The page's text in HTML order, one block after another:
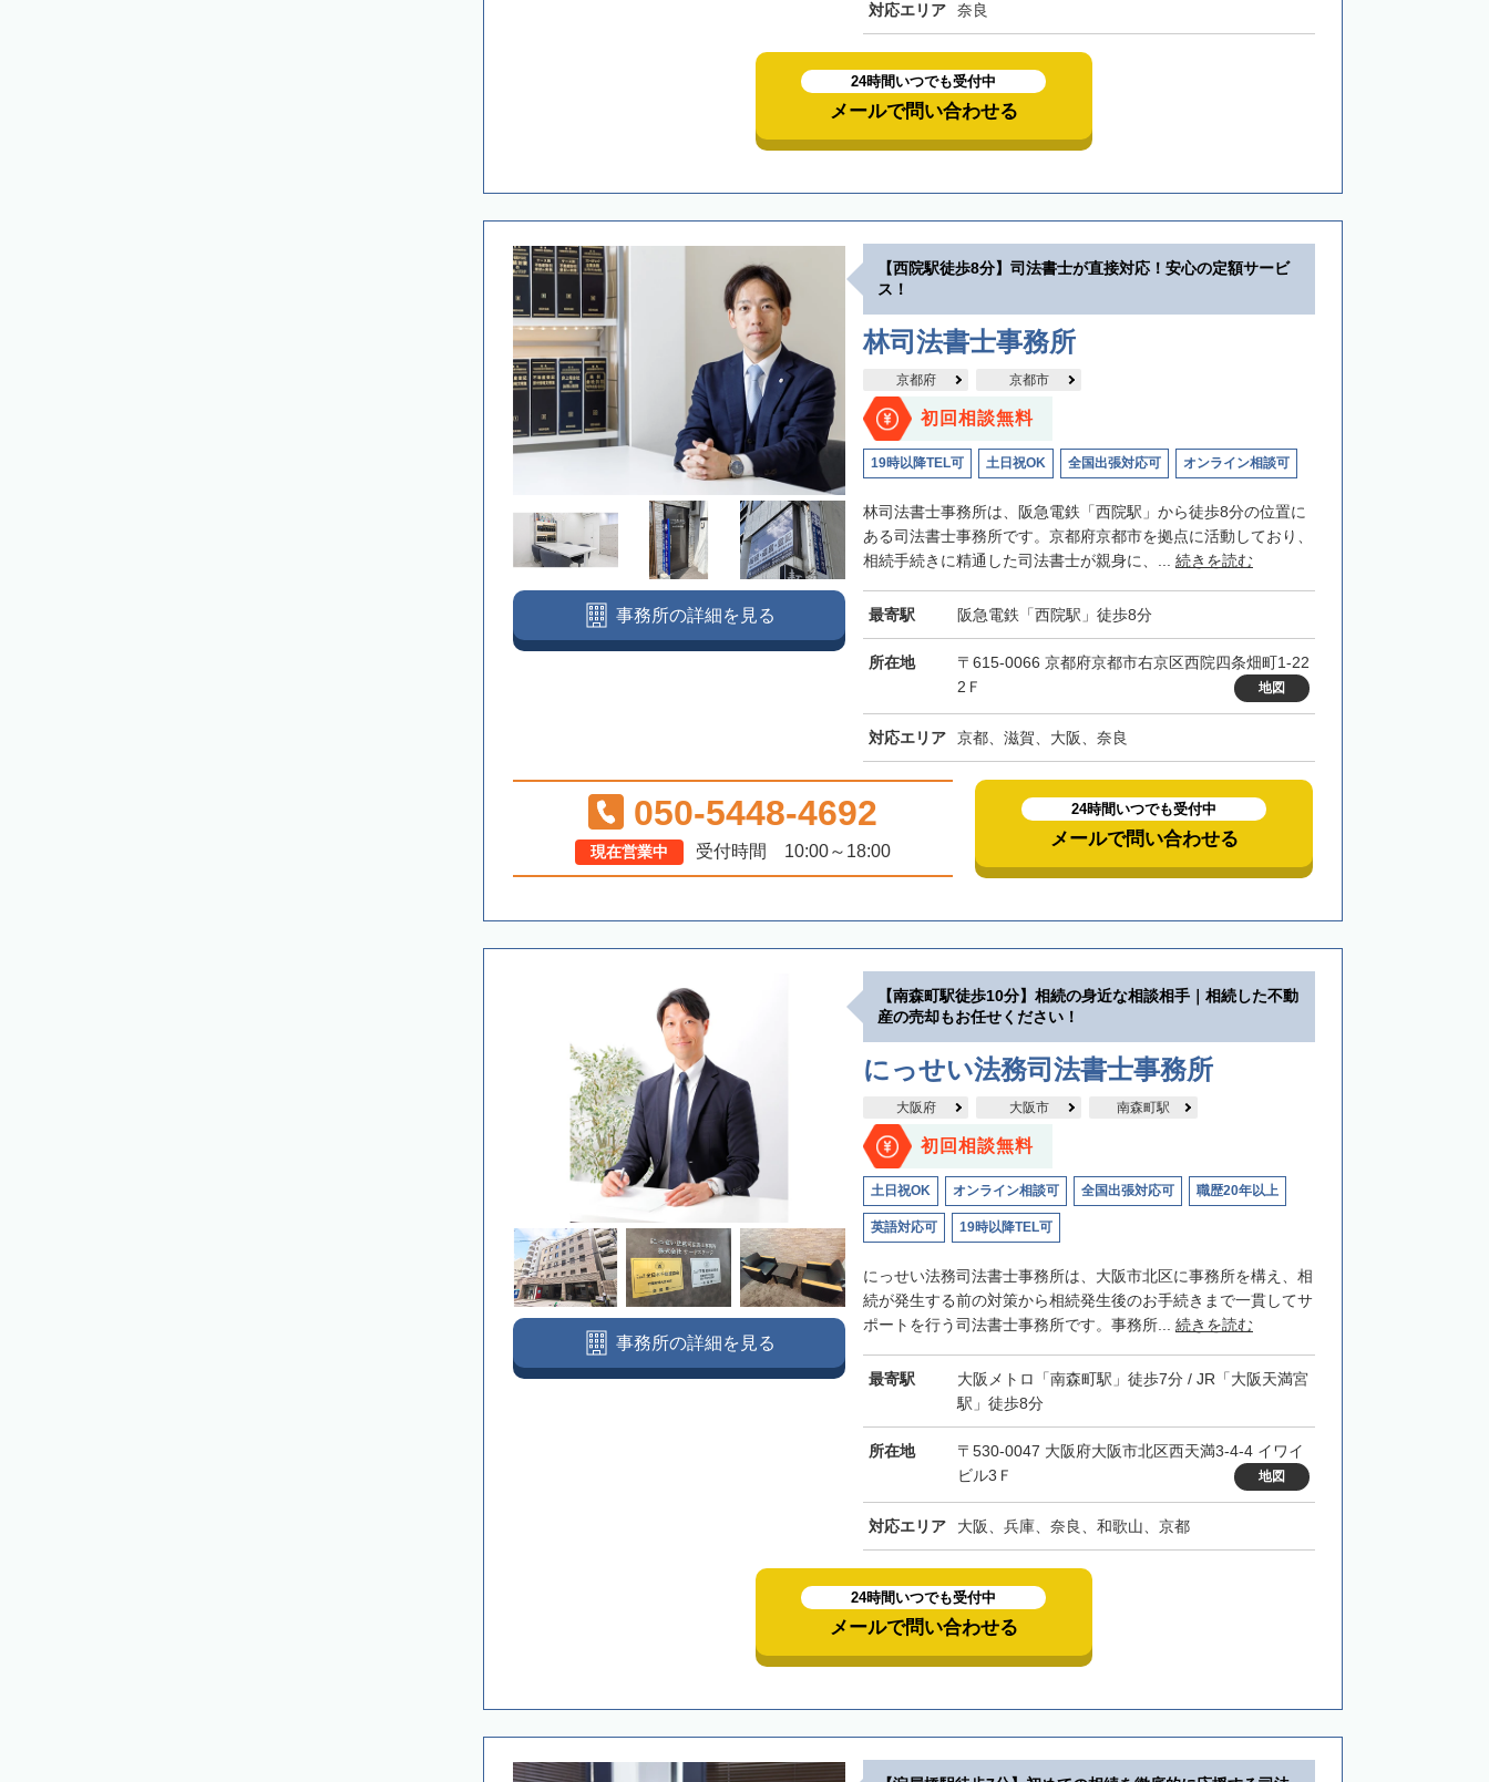
対応エリア 奈良
24時間いつでも受付中
メールで問い合わせる
【西院駅徒歩8分】司法書士が直接対応！安心の定額サービ
ス！
林司法書士事務所
京都府 京都市
初回相談無料
19時以降TEL可 土日祝OK 全国出張対応可 オンライン相談可
林司法書士事務所は、阪急電鉄「西院駅」から徒歩8分の位置に
ある司法書士事務所です。京都府京都市を拠点に活動しており、
相続手続きに精通した司法書士が親身に、... 続きを読む
最寄駅 阪急電鉄「西院駅」徒歩8分
所在地
〒615-0066 京都府京都市右京区西院四条畑町1-22
2Ｆ
地図
対応エリア 京都、滋賀、大阪、奈良
事務所の詳細を見る
050-5448-4692
現在営業中 受付時間 10:00～18:00
24時間いつでも受付中
メールで問い合わせる
【南森町駅徒歩10分】相続の身近な相談相手｜相続した不動
産の売却もお任せください！
にっせい法務司法書士事務所
大阪府 大阪市 南森町駅
初回相談無料
土日祝OK オンライン相談可 全国出張対応可 職歴20年以上
英語対応可 19時以降TEL可
にっせい法務司法書士事務所は、大阪市北区に事務所を構え、相
続が発生する前の対策から相続発生後のお手続きまで一貫してサ
ポートを行う司法書士事務所です。事務所... 続きを読む
最寄駅
大阪メトロ「南森町駅」徒歩7分 / JR「大阪天満宮
駅」徒歩8分
所在地
〒530-0047 大阪府大阪市北区西天満3-4-4 イワイ
ビル3Ｆ
地図
対応エリア 大阪、兵庫、奈良、和歌山、京都
事務所の詳細を見る
24時間いつでも受付中
メールで問い合わせる